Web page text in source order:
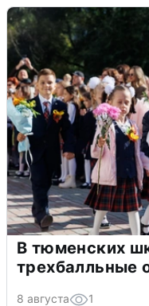
В тюменских
трехбалльные
8 августа 1